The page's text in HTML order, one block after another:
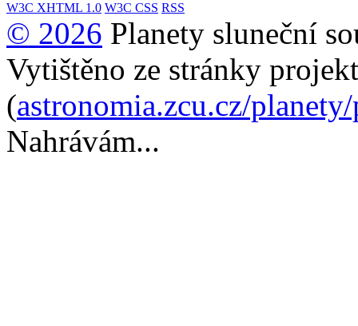
W3C XHTML 1.0 W3C CSS RSS
© 2026 Planety sluneční
Vytištěno ze stránky
(astronomia.zcu.cz/
Nahrávám...